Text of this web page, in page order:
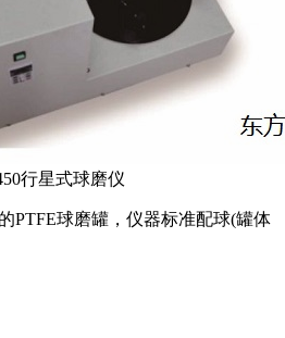
行星式球磨仪
PTFE球磨罐，仪器标准配球(罐体